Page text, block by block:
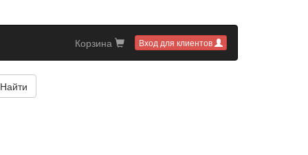
Вход для клиентов
Корзина
Найти